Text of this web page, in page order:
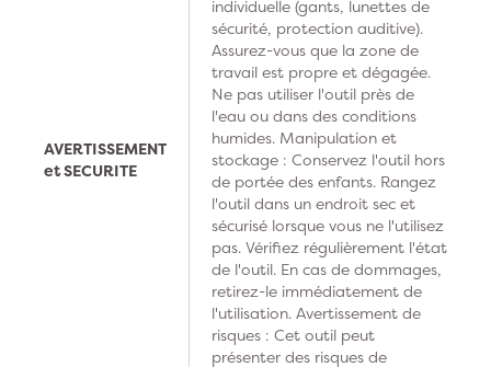
AVERTISSEMENT
et SECURITE
individuelle (gants, lunettes de
sécurité, protection auditive).
Assurez-vous que la zone de
travail est propre et dégagée.
Ne pas utiliser l'outil près de
l'eau ou dans des conditions
humides. Manipulation et
stockage : Conservez l'outil hors
de portée des enfants. Rangez
l'outil dans un endroit sec et
sécurisé lorsque vous ne l'utilisez
pas. Vérifiez régulièrement l'état
de l'outil. En cas de dommages,
retirez-le immédiatement de
l'utilisation. Avertissement de
risques : Cet outil peut
présenter des risques de